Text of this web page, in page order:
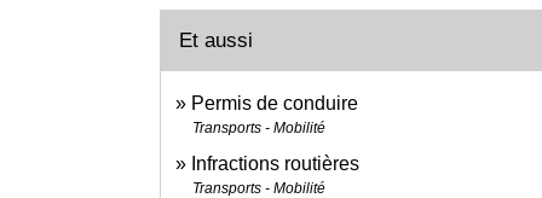
Et aussi
Permis de conduire
Transports - Mobilité
Infractions routières
Transports - Mobilité